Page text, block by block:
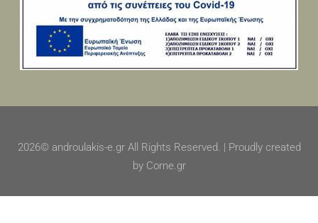
2026© androulakis-e.gr All Rights Reserved. | Proudly created
by Corne.gr